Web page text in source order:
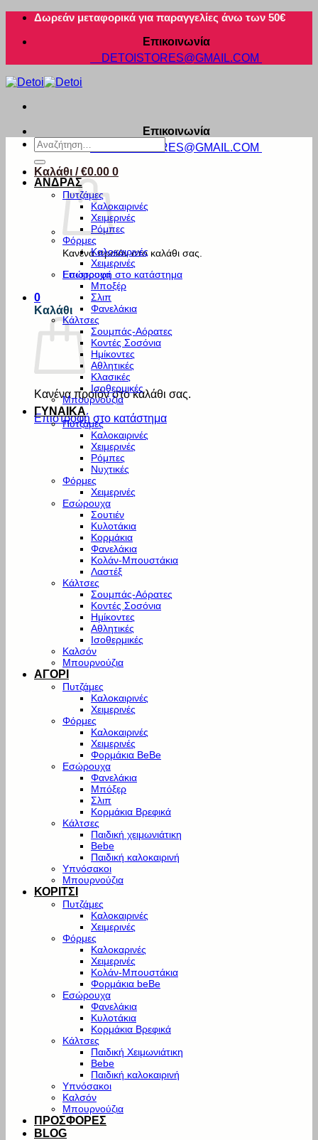
Μετάβαση
περιεχόμενο
Δωρεάν μεταφορικά για παραγγελίες άνω των 50€
Επικοινωνία
DETOISTORES@GMAIL.COM
Επικοινωνία
DETOISTORES@GMAIL.COM
Καλάθι /€0.00 0
Κανένα προϊόν στο καλάθι σας.
Επιστροφή στο κατάστημα
0
Καλάθι
Κανένα προϊόν στο καλάθι σας.
Επιστροφή στο κατάστημα
Αναζήτηση
για:
ΑΝΔΡΑΣ
Πυτζάμες
Καλοκαιρινές
Χειμερινές
Ρόμπες
Φόρμες
Καλοκαιρινές
Χειμερινές
Εσώρουχα
Μποξέρ
Σλιπ
Φανελάκια
Κάλτσες
Σουμπάς-Αόρατες
Κοντές Σοσόνια
Ημίκοντες
Αθλητικές
Κλασικές
Ισοθερμικές
Μπουρνούζια
ΓΥΝΑΙΚΑ
Πυτζάμες
Καλοκαιρινές
Χειμερινές
Ρόμπες
Νυχτικές
Φόρμες
Χειμερινές
Εσώρουχα
Σουτιέν
Κυλοτάκια
Κορμάκια
Φανελάκια
Κολάν-Μπουστάκια
Λαστέξ
Κάλτσες
Σουμπάς-Αόρατες
Κοντές Σοσόνια
Ημίκοντες
Αθλητικές
Ισοθερμικές
Καλσόν
Μπουρνούζια
ΑΓΟΡΙ
Πυτζάμες
Καλοκαιρινές
Χειμερινές
Φόρμες
Καλοκαιρινές
Χειμερινές
Φορμάκια BeBe
Εσώρουχα
Φανελάκια
Μπόξερ
Σλιπ
Κορμάκια Βρεφικά
Κάλτσες
Παιδική χειμωνιάτικη
Bebe
Παιδική καλοκαιρινή
Υπνόσακοι
Μπουρνούζια
ΚΟΡΙΤΣΙ
Πυτζάμες
Καλοκαιρινές
Χειμερινές
Φόρμες
Καλοκαρινές
Χειμερινές
Κολάν-Μπουστάκια
Φορμάκια beBe
Εσώρουχα
Φανελάκια
Κυλοτάκια
Κορμάκια Βρεφικά
Κάλτσες
Παιδική Χειμωνιάτικη
Bebe
Παιδική καλοκαιρινή
Υπνόσακοι
Καλσόν
Μπουρνούζια
ΠΡΟΣΦΟΡΕΣ
BLOG